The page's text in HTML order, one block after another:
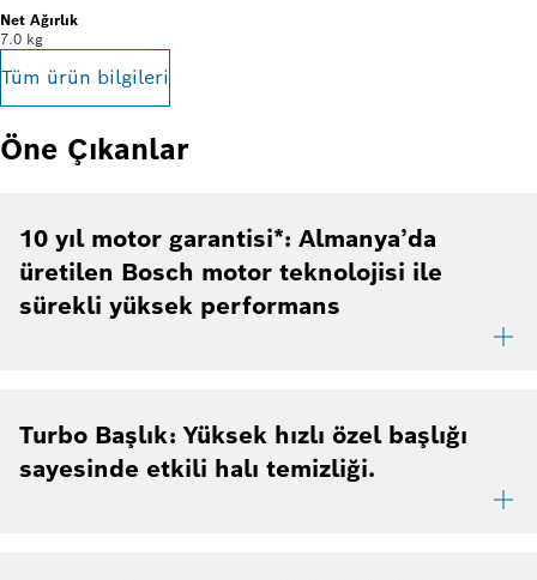
Net Ağırlık
7.0 kg
Tüm ürün bilgileri
Öne Çıkanlar
10 yıl motor garantisi*: Almanya’da
üretilen Bosch motor teknolojisi ile
sürekli yüksek performans
Turbo Başlık: Yüksek hızlı özel başlığı
sayesinde etkili halı temizliği.